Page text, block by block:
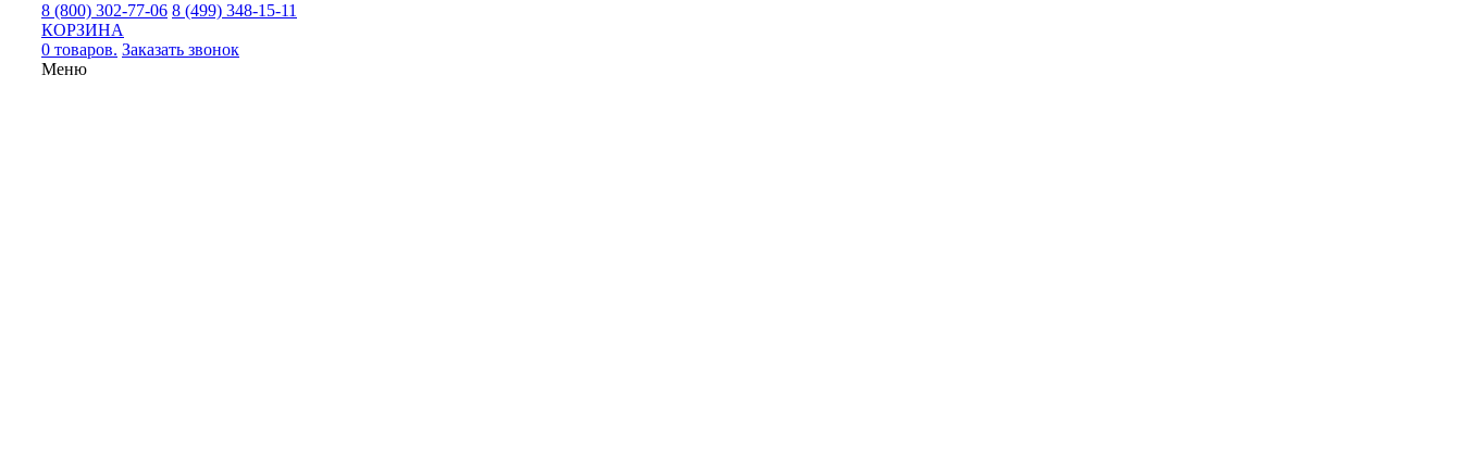
8 (800) 302-77-06 8 (499) 348-15-11
КОРЗИНА
0 товаров. Заказать звонок
Меню